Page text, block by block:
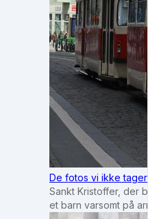
De fotos vi ikke
Sankt Kristoffer, der
et barn varsomt på